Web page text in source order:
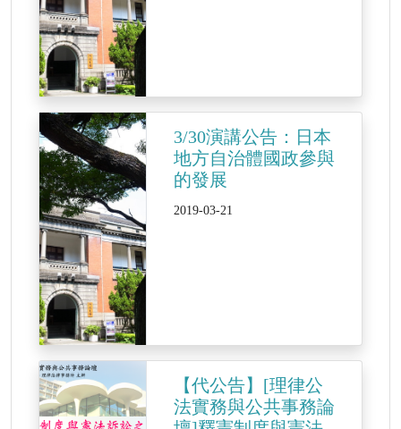
3/30演講公告：日本
地方自治體國政參與
的發展
2019-03-21
【代公告】[理律公
法實務與公共事務論